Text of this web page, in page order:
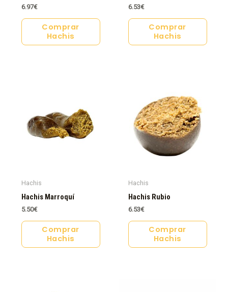
6.97€
Comprar
Hachis
6.53€
Comprar
Hachis
Hachis
Hachis Marroquí
5.50€
Comprar
Hachis
Hachis
Hachis Rubio
6.53€
Comprar
Hachis